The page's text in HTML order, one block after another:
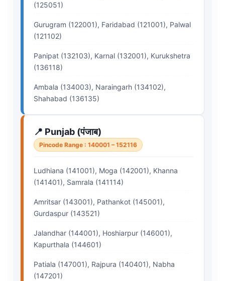
(125051)
Gurugram (122001), Faridabad (121001), Palwal
(121102)
Panipat (132103), Karnal (132001), Kurukshetra
(136118)
Ambala (134003), Naraingarh (134102),
Shahabad (136135)
📍 Punjab (पंजाब)
Pincode Range : 140001 – 152116
Ludhiana (141001), Moga (142001), Khanna
(141401), Samrala (141114)
Amritsar (143001), Pathankot (145001),
Gurdaspur (143521)
Jalandhar (144001), Hoshiarpur (146001),
Kapurthala (144601)
Patiala (147001), Rajpura (140401), Nabha
(147201)